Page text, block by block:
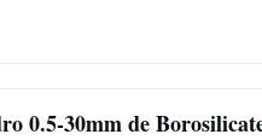
0.5-30mm de